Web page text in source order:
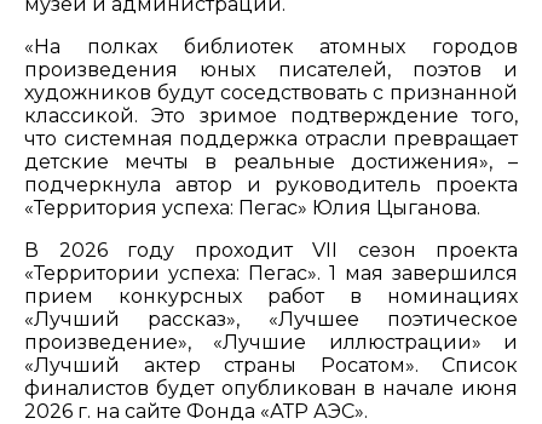
«На полках библиотек атомных городов
произведения юных писателей, поэтов и
художников будут соседствовать с признанной
классикой. Это зримое подтверждение того,
что системная поддержка отрасли превращает
детские мечты в реальные достижения», –
подчеркнула автор и руководитель проекта
«Территория успеха: Пегас» Юлия Цыганова.
В 2026 году проходит VII сезон проекта
«Территории успеха: Пегас». 1 мая завершился
прием конкурсных работ в номинациях
«Лучший рассказ», «Лучшее поэтическое
произведение», «Лучшие иллюстрации» и
«Лучший актер страны Росатом». Список
финалистов будет опубликован в начале июня
2026 г. на сайте Фонда «АТР АЭС».